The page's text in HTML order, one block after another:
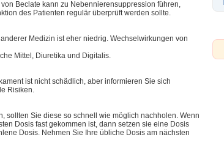
Beclate kann zu Nebennierensuppression führen,
des Patienten regulär überprüft werden sollte.
Medizin ist eher niedrig. Wechselwirkungen von
Mittel, Diuretika und Digitalis.
ist nicht schädlich, aber informieren Sie sich
Risiken.
sollten Sie diese so schnell wie möglich nachholen. Wenn
Dosis fast gekommen ist, dann setzen sie eine Dosis
Dosis. Nehmen Sie Ihre übliche Dosis am nächsten